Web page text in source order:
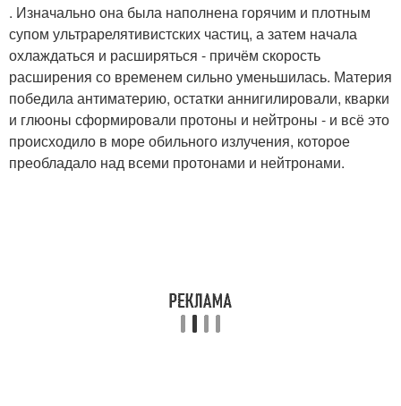
. Изначально она была наполнена горячим и плотным
супом ультрарелятивистских частиц, а затем начала
охлаждаться и расширяться - причём скорость
расширения со временем сильно уменьшилась. Материя
победила антиматерию, остатки аннигилировали, кварки
и глюоны сформировали протоны и нейтроны - и всё это
происходило в море обильного излучения, которое
преобладало над всеми протонами и нейтронами.